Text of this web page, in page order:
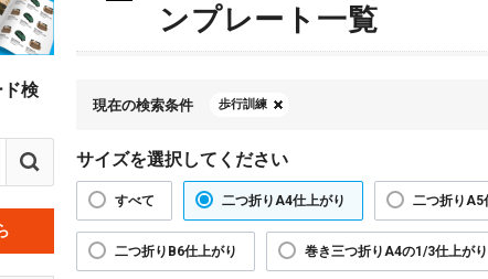
検
ンプレート一覧
現在の検索条件 歩行訓練
サイズを選択してください
すべて 二つ折りA4仕上がり 二つ折りA5
二つ折りB6仕上がり 巻き三つ折りA4の1/3仕上がり